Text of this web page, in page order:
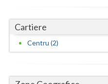
Teleorman
Valcea
Cartiere
Centru (2)